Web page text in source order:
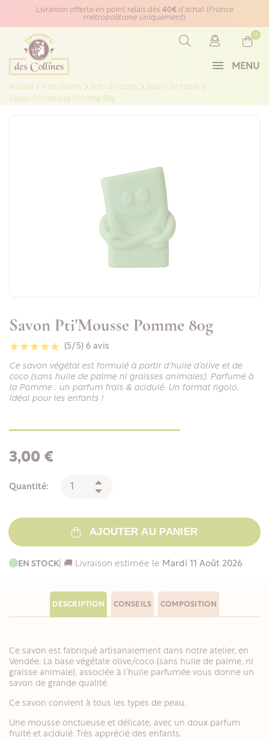
Panneau de gestion des cookies
Livraison offerte en point relais dès 40€ d'achat (France
métropolitaine uniquement).
MENU
0
Accueil Nos savons Soin du corps
Savon fantaisie
Savon Pti'Mousse Pomme 80g
Savon Pti'Mousse Pomme 80g
(5/5) 6 avis
Ce savon végétal est formulé à partir d’huile d’olive et de
coco (sans huile de palme ni graisses animales). Parfumé à
la Pomme : un parfum frais & acidulé. Un format rigolo,
idéal pour les enfants !
3,00 €
Quantité:
AJOUTER AU PANIER
EN STOCK | 🚚 Livraison estimée le Mardi 11 Août 2026
DESCRIPTION CONSEILS COMPOSITION
Ce savon est fabriqué artisanalement dans notre atelier, en
Vendée. La base végétale olive/coco (sans huile de palme, ni
graisse animale), associée à l’huile parfumée vous donne un
savon de grande qualité.
Ce savon convient à tous les types de peau.
Une mousse onctueuse et délicate, avec un doux parfum
fruité et acidulé. Très apprécié des enfants.